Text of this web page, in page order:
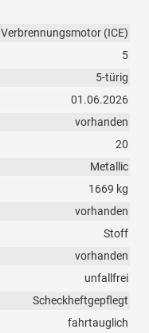
Verbrennungsmotor (ICE)
5
5-türig
01.06.2026
vorhanden
20
Metallic
1669 kg
vorhanden
Stoff
vorhanden
unfallfrei
Scheckheftgepflegt
fahrtauglich